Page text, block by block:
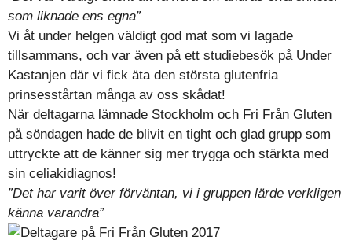
som liknade ens egna”
Vi åt under helgen väldigt god mat som vi lagade
tillsammans, och var även på ett studiebesök på Under
Kastanjen där vi fick äta den största glutenfria
prinsesstårtan många av oss skådat!
När deltagarna lämnade Stockholm och Fri Från Gluten
på söndagen hade de blivit en tight och glad grupp som
uttryckte att de känner sig mer trygga och stärkta med
sin celiakidiagnos!
”Det har varit över förväntan, vi i gruppen lärde verkligen
känna varandra”